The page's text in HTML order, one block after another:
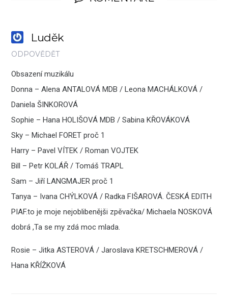
Luděk
ODPOVĚDĚT
Obsazení muzikálu
Donna – Alena ANTALOVÁ MDB / Leona MACHÁLKOVÁ /
Daniela ŠINKOROVÁ
Sophie – Hana HOLIŠOVÁ MDB / Sabina KŘOVÁKOVÁ
Sky – Michael FORET proč 1
Harry – Pavel VÍTEK / Roman VOJTEK
Bill – Petr KOLÁŘ / Tomáš TRAPL
Sam – Jiří LANGMAJER proč 1
Tanya – Ivana CHÝLKOVÁ / Radka FIŠAROVÁ. ČESKÁ EDITH
PIAF.to je moje nejoblibenějši zpěvačka/ Michaela NOSKOVÁ
dobrá ,Ta se my zdá moc mlada.
Rosie – Jitka ASTEROVÁ / Jaroslava KRETSCHMEROVÁ /
Hana KŘÍŽKOVÁ